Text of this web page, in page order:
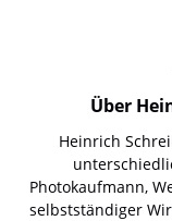
Über
Heinrich
Photokaufmann,
selbstständiger